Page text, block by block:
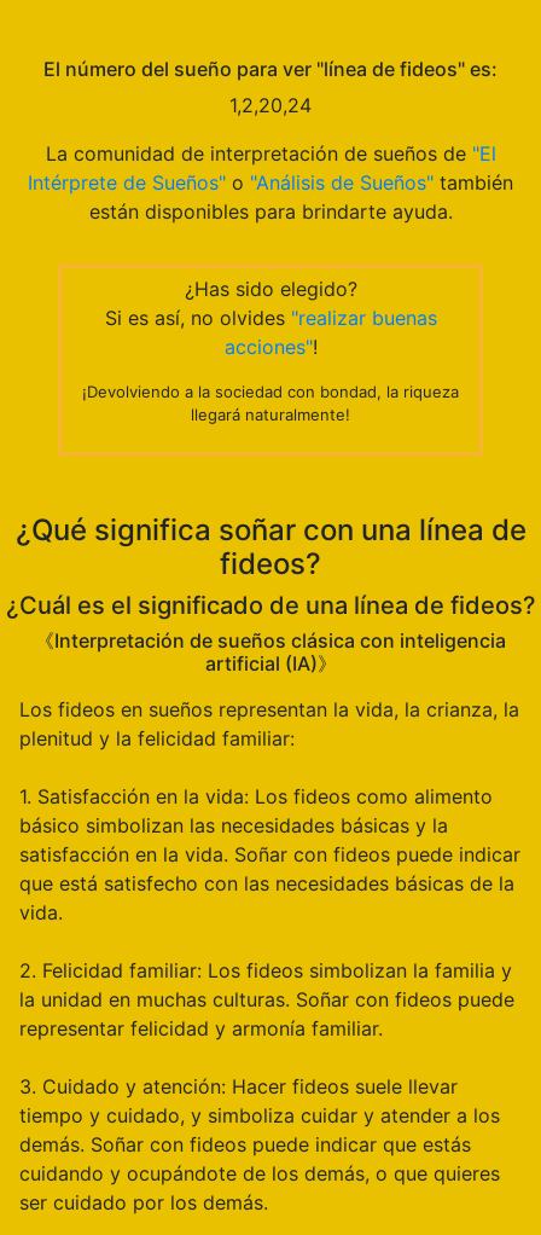
El número del sueño para ver "línea de fideos" es:
1,2,20,24
La comunidad de interpretación de sueños de "El
Intérprete de Sueños" o "Análisis de Sueños" también
están disponibles para brindarte ayuda.
¿Has sido elegido?
Si es así, no olvides "realizar buenas
acciones"!
¡Devolviendo a la sociedad con bondad, la riqueza
llegará naturalmente!
¿Qué significa soñar con una línea de
fideos?
¿Cuál es el significado de una línea de fideos?
《Interpretación de sueños clásica con inteligencia
artificial (IA)》
Los fideos en sueños representan la vida, la crianza, la
plenitud y la felicidad familiar:
1. Satisfacción en la vida: Los fideos como alimento
básico simbolizan las necesidades básicas y la
satisfacción en la vida. Soñar con fideos puede indicar
que está satisfecho con las necesidades básicas de la
vida.
2. Felicidad familiar: Los fideos simbolizan la familia y
la unidad en muchas culturas. Soñar con fideos puede
representar felicidad y armonía familiar.
3. Cuidado y atención: Hacer fideos suele llevar
tiempo y cuidado, y simboliza cuidar y atender a los
demás. Soñar con fideos puede indicar que estás
cuidando y ocupándote de los demás, o que quieres
ser cuidado por los demás.